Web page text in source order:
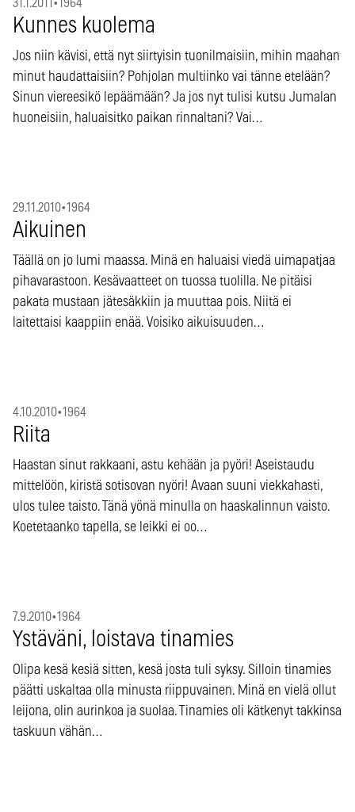
31.1.2011 • 1964
Kunnes kuolema
Jos niin kävisi, että nyt siirtyisin tuonilmaisiin, mihin maahan
minut haudattaisiin? Pohjolan multiinko vai tänne etelään?
Sinun viereesikö lepäämään? Ja jos nyt tulisi kutsu Jumalan
huoneisiin, haluaisitko paikan rinnaltani? Vai…
29.11.2010•1964
Aikuinen
Täällä on jo lumi maassa. Minä en haluaisi viedä uimapatjaa
pihavarastoon. Kesävaatteet on tuossa tuolilla. Ne pitäisi
pakata mustaan jätesäkkiin ja muuttaa pois. Niitä ei
laitettaisi kaappiin enää. Voisiko aikuisuuden…
4.10.2010•1964
Riita
Haastan sinut rakkaani, astu kehään ja pyöri! Aseistaudu
mittelöön, kiristä sotisovan nyöri! Avaan suuni viekkahasti,
ulos tulee taisto. Tänä yönä minulla on haaskalinnun vaisto.
Koetetaanko tapella, se leikki ei oo…
7.9.2010•1964
Ystäväni, loistava tinamies
Olipa kesä kesiä sitten, kesä josta tuli syksy. Silloin tinamies
päätti uskaltaa olla minusta riippuvainen. Minä en vielä ollut
leijona, olin aurinkoa ja suolaa. Tinamies oli kätkenyt takkinsa
taskuun vähän…